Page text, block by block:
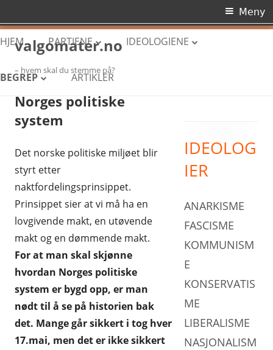
Hopp
innhold
valgomater.no
– hvem skal du stemme på?
Meny
HJEM PARTIENE
ARBEIDERPARTIET
FREMSKRITTSPARTIET
SENTERPARTIET
SOSIALISTISK VENSTREPARTI
KRISTELIG FOLKEPARTI
RØDT
ANDRE PARTI
IDEOLOGIENE
KONSERVATISME
SOSIALDEMOKRATI
SYNDIKALISME
BEGREP
DEMOKRATI
NORGES POLITISKE SYSTEM
PARLAMENTARISME
RETTSSTAT
STORTINGET
ARTIKLER
Norges politiske
system
Det norske politiske miljøet blir
styrt etter
naktfordelingsprinsippet.
Prinsippet sier at vi må ha en
lovgivende makt, en utøvende
makt og en dømmende makt.
For at man skal skjønne
hvordan Norges politiske
system er bygd opp, er man
nødt til å se på historien bak
det. Mange går sikkert i tog hver
17.mai, men det er ikke sikkert
Primær
sidekolonne
IDEOLOG
IER
ANARKISME
FASCISME
KOMMUNISM
E
KONSERVATIS
ME
LIBERALISME
NASJONALISM